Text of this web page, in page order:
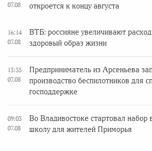
07.08
откроется к концу августа
16:14
07.08
ВТБ: россияне увеличивают
здоровый образ жизни
13:35
07.08
Предприниматель из Арсеньева
производство беспилотников для
господдержке
09:03
07.08
Во Владивостоке стартовал набор
школу для жителей Приморья